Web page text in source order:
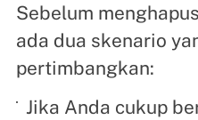
Sebelum
ada dua skenario
pertimbangkan:
Jika Anda cukup